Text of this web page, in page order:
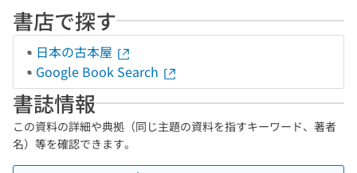
書店で探す
日本の古本屋
Google Book Search
書誌情報
この資料の詳細や典拠（同じ主題の資料を指すキーワード、著者
名）等を確認できます。